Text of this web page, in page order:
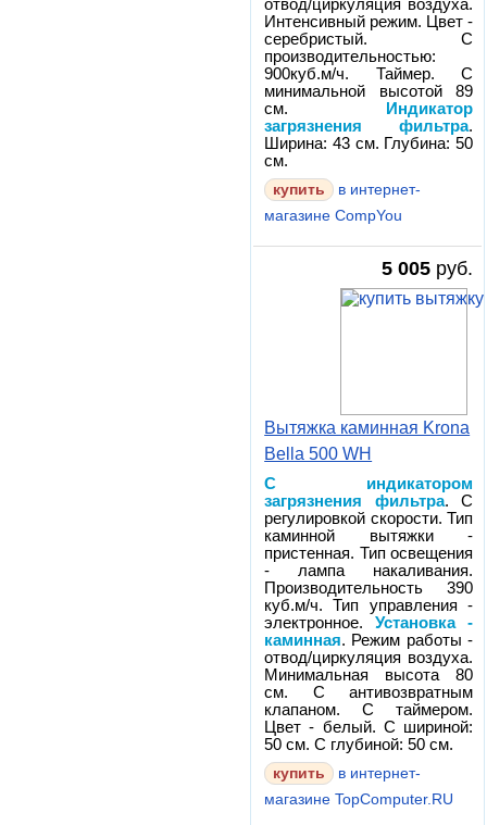
отвод/циркуляция воздуха.
Интенсивный режим. Цвет -
серебристый. С
производительностью:
900куб.м/ч. Таймер. С
минимальной высотой 89
см.
Индикатор
загрязнения фильтра.
Ширина: 43 см. Глубина: 50
см.
в интернет-
магазине CompYou
5 005 руб.
Вытяжка каминная Krona
Bella 500 WH
С индикатором
загрязнения фильтра. С
регулировкой скорости. Тип
каминной вытяжки -
пристенная. Тип освещения
- лампа накаливания.
Производительность 390
куб.м/ч. Тип управления -
электронное.Установка -
каминная. Режим работы -
отвод/циркуляция воздуха.
Минимальная высота 80
см. С антивозвратным
клапаном. С таймером.
Цвет - белый. С шириной:
50 см. С глубиной: 50 см.
в интернет-
магазине TopComputer.RU